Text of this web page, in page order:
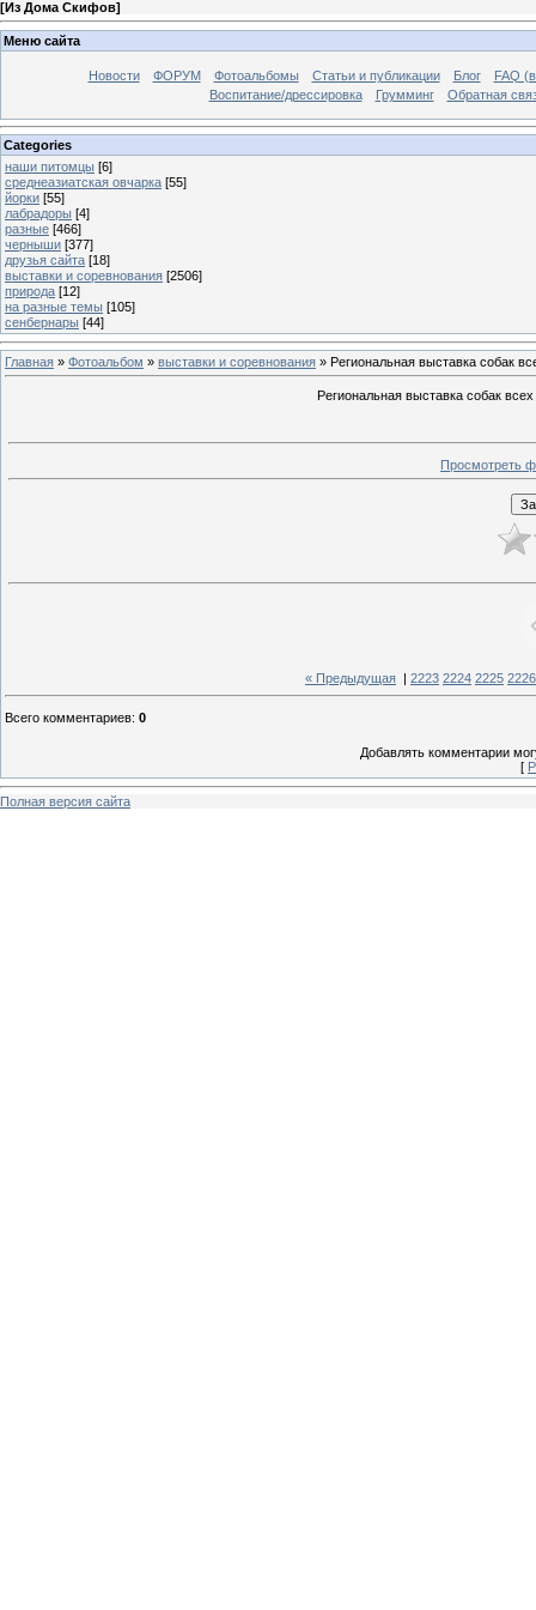
[Из Дома Скифов]
Меню сайта
Новости ФОРУМ Фотоальбомы Статьи и публикации Блог
FAQ
Воспитание/дрессировка
Грумминг Обратная
Categories
наши питомцы [6]
среднеазиатская овчарка [55]
йорки [55]
лабрадоры [4]
разные [466]
черныши [377]
друзья сайта [18]
выставки и соревнования [2506]
природа [12]
на разные темы [105]
сенбернары [44]
Главная » Фотоальбом » выставки и соревнования » Региональная выставка собак
Региональная выставка собак
Просмотреть
« Предыдущая | 2223 2224 2225 2226
Всего комментариев: 0
Добавлять комментарии
[
Полная версия сайта